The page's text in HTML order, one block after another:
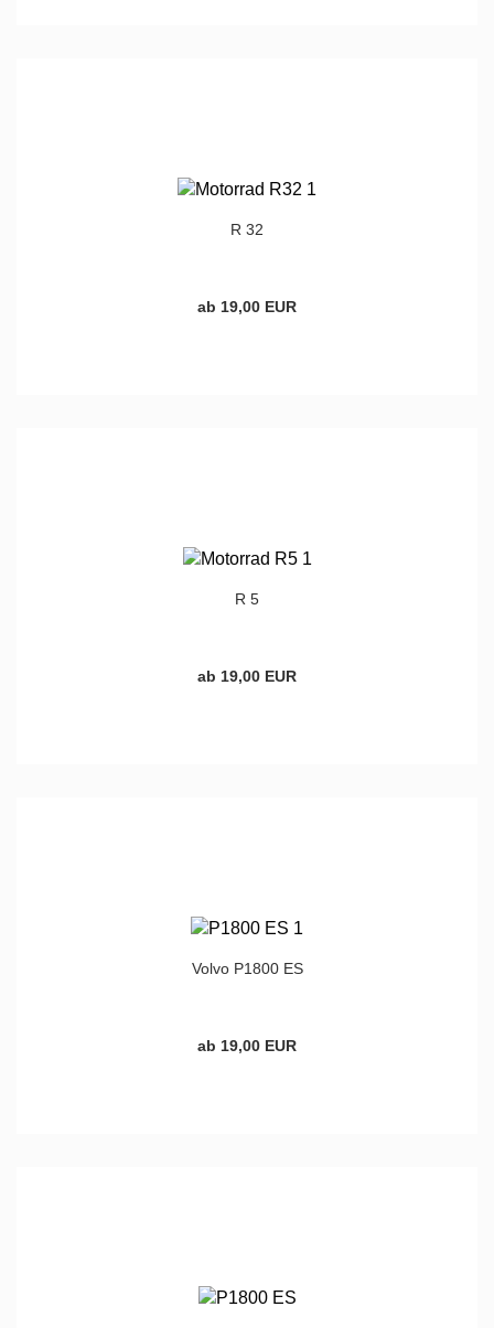
R 32
ab 19,00 EUR
R 5
ab 19,00 EUR
Volvo P1800 ES
ab 19,00 EUR